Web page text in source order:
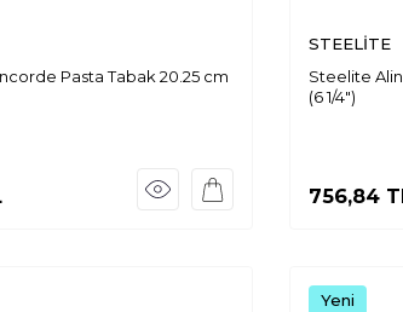
Pasta Tabak 20.25 cm
STEELİTE
Steelite
(6 1/4")
756,84
Yeni